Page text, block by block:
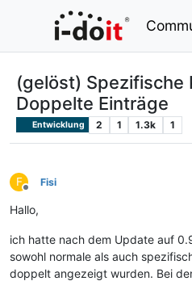
(gelöst) Spezifische
Doppelte Einträge
Entwicklung 2 1 1.3k 1
F
Offline
Fisi
Hallo,
ich hatte nach dem Update auf
sowohl normale als auch
doppelt angezeigt wurden. Bei